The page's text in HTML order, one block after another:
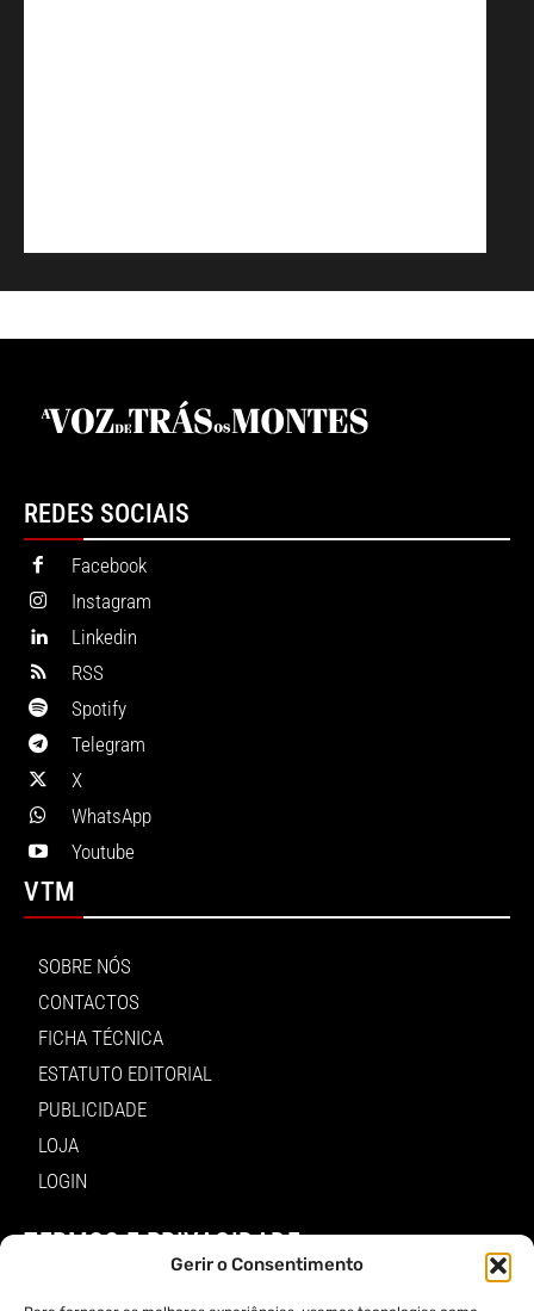
Gerir o Consentimento
REDES SOCIAIS
Facebook
Instagram
Linkedin
RSS
Spotify
Telegram
X
WhatsApp
Youtube
VTM
SOBRE NÓS
CONTACTOS
FICHA TÉCNICA
ESTATUTO EDITORIAL
PUBLICIDADE
LOJA
LOGIN
TERMOS E PRIVACIDADE